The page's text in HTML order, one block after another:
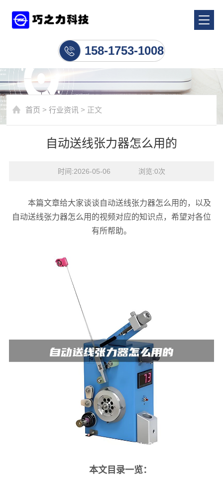
158-1753-1008
首页 >行业资讯 > 正文
自动送线张力器怎么用的
时间:2026-05-06    浏览:0次
本篇文章给大家谈谈自动送线张力器怎么用的，以及
自动送线张力器怎么用的视频对应的知识点，希望对各位
有所帮助。
本文目录一览：